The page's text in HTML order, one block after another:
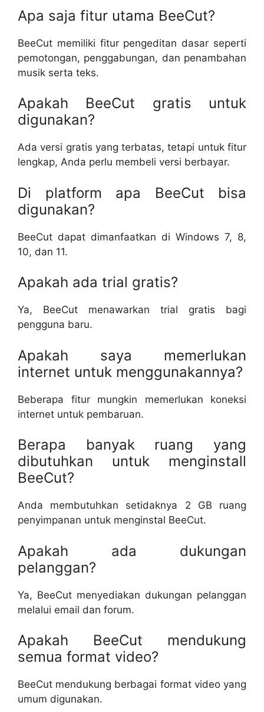
Apa saja fitur utama BeeCut?
BeeCut memiliki fitur pengeditan dasar seperti
pemotongan, penggabungan, dan penambahan
musik serta teks.
Apakah BeeCut gratis untuk
digunakan?
Ada versi gratis yang terbatas, tetapi untuk fitur
lengkap, Anda perlu membeli versi berbayar.
Di platform apa BeeCut bisa
digunakan?
BeeCut dapat dimanfaatkan di Windows 7, 8,
10, dan 11.
Apakah ada trial gratis?
Ya, BeeCut menawarkan trial gratis bagi
pengguna baru.
Apakah saya memerlukan
internet untuk menggunakannya?
Beberapa fitur mungkin memerlukan koneksi
internet untuk pembaruan.
Berapa banyak ruang yang
dibutuhkan untuk menginstall
BeeCut?
Anda membutuhkan setidaknya 2 GB ruang
penyimpanan untuk menginstal BeeCut.
Apakah ada dukungan
pelanggan?
Ya, BeeCut menyediakan dukungan pelanggan
melalui email dan forum.
Apakah BeeCut mendukung
semua format video?
BeeCut mendukung berbagai format video yang
umum digunakan.